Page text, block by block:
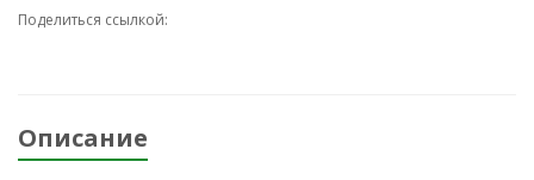
Поделиться ссылкой:
Описание